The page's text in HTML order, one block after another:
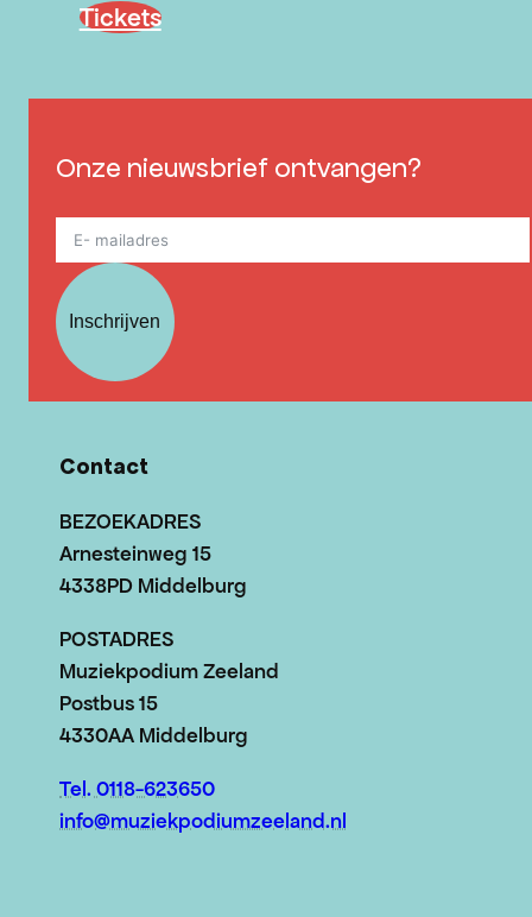
Tickets
Onze nieuwsbrief ontvangen?
Inschrijven
Contact
BEZOEKADRES
Arnesteinweg 15
4338PD Middelburg
POSTADRES
Muziekpodium Zeeland
Postbus 15
4330AA Middelburg
Tel. 0118-623650
info@muziekpodiumzeeland.nl